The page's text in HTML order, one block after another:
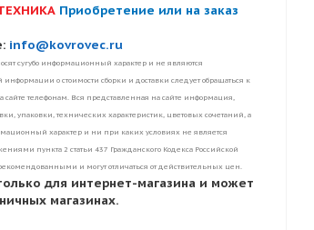
Приобретение или на заказ
info@kovrovec.ru
сугубо информационный характер и не являются
о стоимости сборки и доставки следует обращаться к
телефонам. Вся представленная на сайте информация,
упаковки, технических характеристик, цветовых сочетаний, а
характер и ни при каких условиях не является
пункта 2 статьи 437 Гражданского Кодекса Российской
и могут отличаться от действительных цен.
для интернет-магазина и может
магазинах.